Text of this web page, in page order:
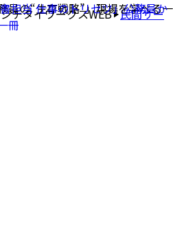
ジチタイワークスWEB 民間サー